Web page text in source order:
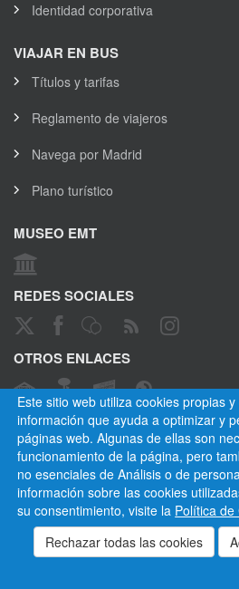
Este sitio web utiliza cookies propias
información que ayuda a optimizar y
páginas web. Algunas de ellas son
funcionamiento de la página, pero
no esenciales de Análisis o de
información sobre las cookies
su consentimiento, visite la Política de
Identidad corporativa
VIAJAR EN BUS
Títulos y tarifas
Reglamento de viajeros
Navega por Madrid
Plano turístico
MUSEO EMT
REDES SOCIALES
OTROS ENLACES
CANAL ÉTICO
Empresa Municipal de Transportes de
Mapa del sitio
Cookies
Privacidad